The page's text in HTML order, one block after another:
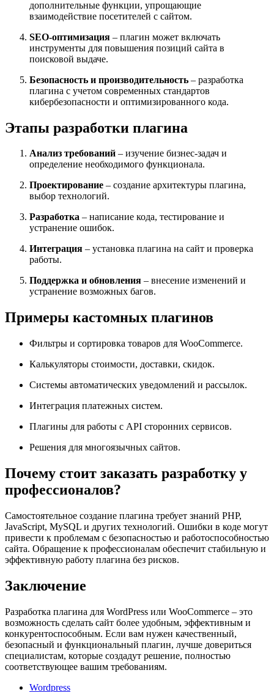
дополнительные функции, упрощающие
взаимодействие посетителей с сайтом.
SEO-оптимизация – плагин может включать
инструменты для повышения позиций сайта в
поисковой выдаче.
Безопасность и производительность – разработка
плагина с учетом современных стандартов
кибербезопасности и оптимизированного кода.
Этапы разработки плагина
Анализ требований – изучение бизнес-задач и
определение необходимого функционала.
Проектирование – создание архитектуры плагина,
выбор технологий.
Разработка – написание кода, тестирование и
устранение ошибок.
Интеграция – установка плагина на сайт и проверка
работы.
Поддержка и обновления – внесение изменений и
устранение возможных багов.
Примеры кастомных плагинов
Фильтры и сортировка товаров для WooCommerce.
Калькуляторы стоимости, доставки, скидок.
Системы автоматических уведомлений и рассылок.
Интеграция платежных систем.
Плагины для работы с API сторонних сервисов.
Решения для многоязычных сайтов.
Почему стоит заказать разработку у
профессионалов?
Самостоятельное создание плагина требует знаний PHP,
JavaScript, MySQL и других технологий. Ошибки в коде могут
привести к проблемам с безопасностью и работоспособностью
сайта. Обращение к профессионалам обеспечит стабильную и
эффективную работу плагина без рисков.
Заключение
Разработка плагина для WordPress или WooCommerce – это
возможность сделать сайт более удобным, эффективным и
конкурентоспособным. Если вам нужен качественный,
безопасный и функциональный плагин, лучше довериться
специалистам, которые создадут решение, полностью
соответствующее вашим требованиям.
Wordpress